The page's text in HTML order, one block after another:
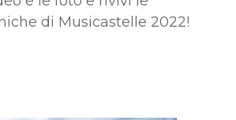
di Musicastelle 2022!